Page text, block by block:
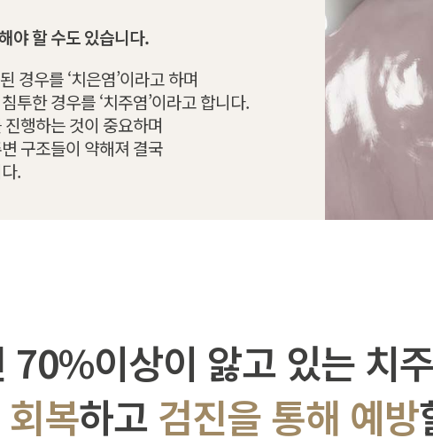
야 할 수도 있습니다.
경우를 ‘치은염’이라고 하며
투한 경우를 ‘치주염’이라고 합니다.
행하는 것이 중요하며
구조들이 약해져 결국
.
70%이상이 앓고 있는 치
복하고 검진을 통해 예방